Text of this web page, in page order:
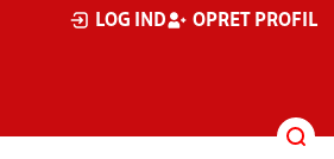
LOG IND OPRET PROFIL